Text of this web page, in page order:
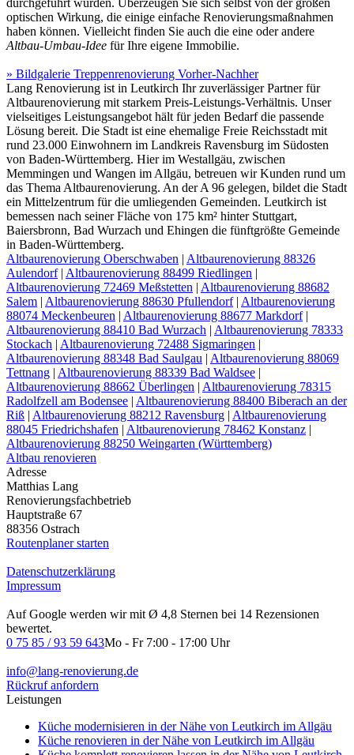
durchgeführt wurden. Überzeugen Sie sich selbst von der großen
optischen Wirkung, die einige einfache Renovierungsmaßnahmen
haben können. Vielleicht finden Sie auch die eine oder andere
Altbau-Umbau-Idee für Ihre eigene Immobilie.
» Bildgalerie Treppenrenovierung Vorher-Nachher
Lang Renovierung ist in Leutkirch Ihr zuverlässiger Partner für
Altbaurenovierung mit starkem Preis-Leistungs-Verhältnis. Unser
vielseitiges Leistungsangebot hält für jeden Bedarf die passende
Lösung bereit. Die Stadt ist eine ehemalige Freie Reichsstadt mit
rund 23.000 Einwohnern im Landkreis Ravensburg im Südosten
von Baden-Württemberg. Hier im Westallgäu, zwischen
Memmingen und Wangen im Allgäu, betreuen wir Kunden rund um
das Thema Altbaurenovierung. An der A 96 gelegen, bildet die Stadt
ein Mittelzentrum für die umliegenden Gemeinden. Leutkirch ist
bemessen nach seiner Fläche von 175 km² hinter Stuttgart,
Baiersbronn, Bad Wurzach und Ehingen die fünftgrößte Gemeinde
in Baden-Württemberg.
Altbaurenovierung Oberschwaben | Altbaurenovierung 88326
Aulendorf| Altbaurenovierung 88499 Riedlingen |
Altbaurenovierung 72469 Meßstetten | Altbaurenovierung 88682
Salem | Altbaurenovierung 88630 Pfullendorf| Altbaurenovierung
88074 Meckenbeuren | Altbaurenovierung 88677 Markdorf|
Altbaurenovierung 88410 Bad Wurzach | Altbaurenovierung 78333
Stockach | Altbaurenovierung 72488 Sigmaringen |
Altbaurenovierung 88348 Bad Saulgau | Altbaurenovierung 88069
Tettnang | Altbaurenovierung 88339 Bad Waldsee |
Altbaurenovierung 88662 Überlingen | Altbaurenovierung 78315
Radolfzell am Bodensee | Altbaurenovierung 88400 Biberach an der
Riß | Altbaurenovierung 88212 Ravensburg | Altbaurenovierung
88045 Friedrichshafen | Altbaurenovierung 78462 Konstanz |
Altbaurenovierung 88250 Weingarten (Württemberg)
Altbau renovieren
Adresse
Matthias Lang
Renovierungsfachbetrieb
Hauptstraße 67
88356 Ostrach
Routenplaner starten
Datenschutzerklärung
Impressum
Auf Google werden wir mit Ø 4,8 Sternen bei 14 Rezensionen
bewertet.
0 75 85 / 93 59 643Mo - Fr 7:00 - 17:00 Uhr
info@lang-renovierung.de
Rückruf anfordern
Leistungen
Küche modernisieren in der Nähe von Leutkirch im Allgäu
Küche renovieren in der Nähe von Leutkirch im Allgäu